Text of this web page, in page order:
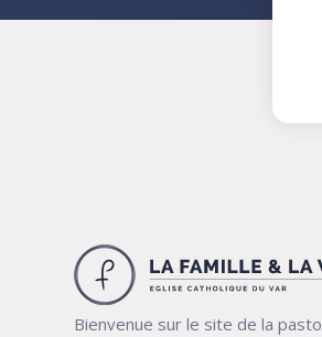
Bienvenue sur le site de la